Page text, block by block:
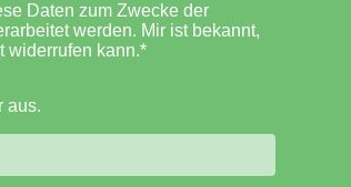
Daten zum Zwecke der
werden. Mir ist bekannt,
widerrufen kann.*
aus.